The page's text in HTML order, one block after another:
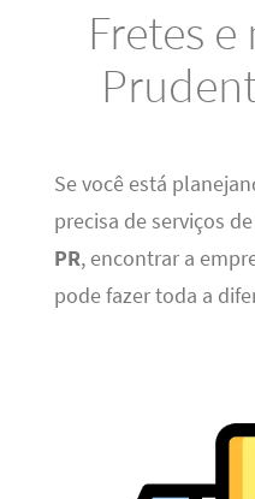
Fretes
Se você está
precisa de serviços de
PR, encontrar a
pode fazer toda a